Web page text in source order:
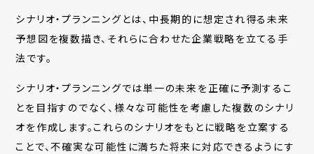
シナリオ・プランニングとは、中長期的に想定され得る未来
予想図を複数描き、それらに合わせた企業戦略を立てる手
法です。
シナリオ・プランニングでは単一の未来を正確に予測するこ
とを目指すのでなく、様々な可能性を考慮した複数のシナリ
オを作成します。これらのシナリオをもとに戦略を立案する
ことで、不確実な可能性に満ちた将来に対応できるようにす